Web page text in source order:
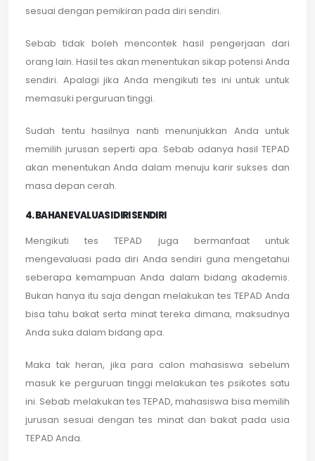
sesuai dengan pemikiran pada diri sendiri.
Sebab tidak boleh mencontek hasil pengerjaan dari
orang lain. Hasil tes akan menentukan sikap potensi Anda
sendiri. Apalagi jika Anda mengikuti tes ini untuk untuk
memasuki perguruan tinggi.
Sudah tentu hasilnya nanti menunjukkan Anda untuk
memilih jurusan seperti apa. Sebab adanya hasil TEPAD
akan menentukan Anda dalam menuju karir sukses dan
masa depan cerah.
4. BAHAN EVALUASI DIRI SENDIRI
Mengikuti tes TEPAD juga bermanfaat untuk
mengevaluasi pada diri Anda sendiri guna mengetahui
seberapa kemampuan Anda dalam bidang akademis.
Bukan hanya itu saja dengan melakukan tes TEPAD Anda
bisa tahu bakat serta minat tereka dimana, maksudnya
Anda suka dalam bidang apa.
Maka tak heran, jika para calon mahasiswa sebelum
masuk ke perguruan tinggi melakukan tes psikotes satu
ini. Sebab melakukan tes TEPAD, mahasiswa bisa memilih
jurusan sesuai dengan tes minat dan bakat pada usia
TEPAD Anda.